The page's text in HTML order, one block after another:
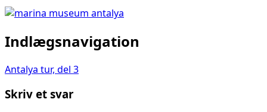
Indlægsnavigation
Antalya tur, del 3
Skriv et svar